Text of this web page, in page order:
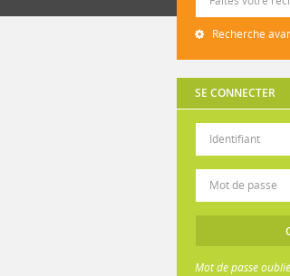
Recherche
SE CONNECTER
Mot de passe